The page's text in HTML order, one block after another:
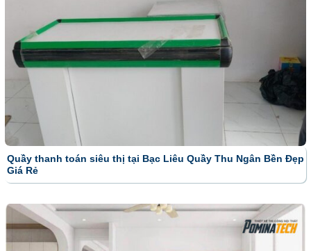
Quầy thanh toán siêu thị tại Bạc Liêu Quầy Thu Ngân Bền Đẹp
Giá Rẻ